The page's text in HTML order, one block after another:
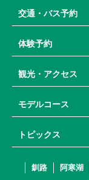
交通・バス予約
体験予約
観光・アクセス
モデルコース
トピックス
釧路 阿寒湖